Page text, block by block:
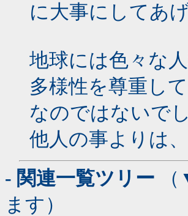
に大事にしてあ
地球には色々な
多様性を尊重し
なのではないで
他人の事よりは
- 関連一覧ツリー
ます）